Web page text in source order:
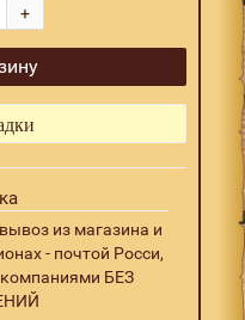
+
из магазина и
- почтой Росси,
компаниями БЕЗ